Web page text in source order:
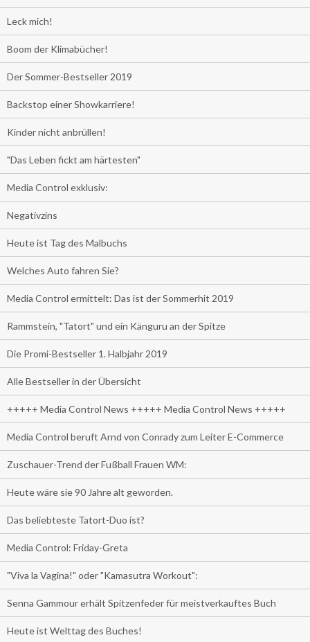
Leck mich!
Boom der Klimabücher!
Der Sommer-Bestseller 2019
Backstop einer Showkarriere!
Kinder nicht anbrüllen!
"Das Leben fickt am härtesten"
Media Control exklusiv:
Negativzins
Heute ist Tag des Malbuchs
Welches Auto fahren Sie?
Media Control ermittelt: Das ist der Sommerhit 2019
Rammstein, "Tatort" und ein Känguru an der Spitze
Die Promi-Bestseller 1. Halbjahr 2019
Alle Bestseller in der Übersicht
+++++ Media Control News +++++ Media Control News +++++
Media Control beruft Arnd von Conrady zum Leiter E-Commerce
Zuschauer-Trend der Fußball Frauen WM:
Heute wäre sie 90 Jahre alt geworden.
Das beliebteste Tatort-Duo ist?
Media Control: Friday-Greta
"Viva la Vagina!" oder "Kamasutra Workout":
Senna Gammour erhält Spitzenfeder für meistverkauftes Buch
Heute ist Welttag des Buches!